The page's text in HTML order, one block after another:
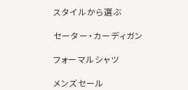
スタイルから選ぶ
セーター・カーディガン
フォーマルシャツ
メンズセール